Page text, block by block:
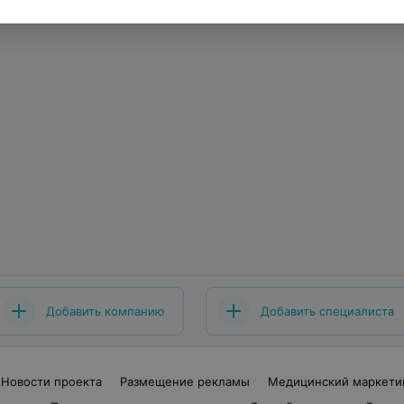
Добавить компанию Добавить специалиста
Новости проекта Размещение рекламы
Медицинский